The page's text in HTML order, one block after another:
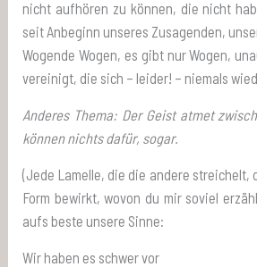
nicht aufhören zu können, die nicht
seit Anbeginn unseres Zusagenden,
Wogende Wogen, es gibt nur Wogen,
vereinigt, die sich – leider! – niemals
Anderes Thema: Der Geist atmet
können nichts dafür, sogar.
(Jede Lamelle, die die andere streichelt,
Form bewirkt, wovon du mir soviel
aufs beste unsere Sinne:
Wir haben es schwer vor